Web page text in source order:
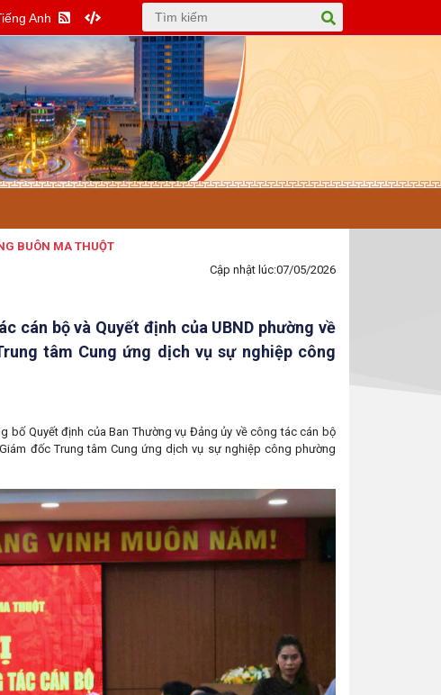
Anh
Cập nhật lúc:07/05/2026
cán bộ và Quyết định của UBND phường về
tâm Cung ứng dịch vụ sự nghiệp công
bố Quyết định của Ban Thường vụ Đảng ủy về công tác cán bộ
đốc Trung tâm Cung ứng dịch vụ sự nghiệp công phường